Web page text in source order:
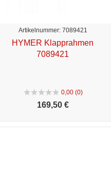
Artikelnummer: 7089421
HYMER Klapprahmen
7089421
0,00 (0)
169,50 €